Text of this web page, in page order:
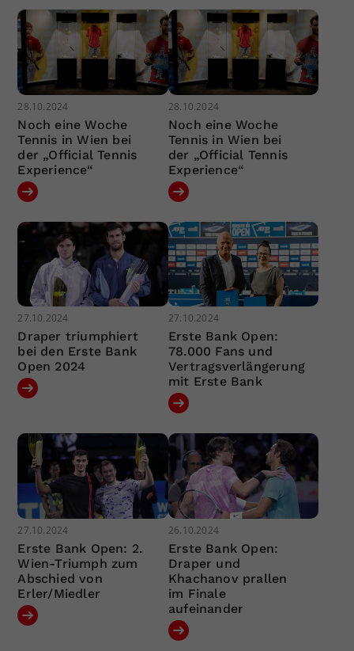
28.10.2024
Noch eine Woche
Tennis in Wien bei
der „Official Tennis
Experience“
28.10.2024
Noch eine Woche
Tennis in Wien bei
der „Official Tennis
Experience“
27.10.2024
Draper triumphiert
bei den Erste Bank
Open 2024
27.10.2024
Erste Bank Open:
78.000 Fans und
Vertragsverlängerung
mit Erste Bank
27.10.2024
Erste Bank Open: 2.
Wien-Triumph zum
Abschied von
Erler/Miedler
26.10.2024
Erste Bank Open:
Draper und
Khachanov prallen
im Finale
aufeinander